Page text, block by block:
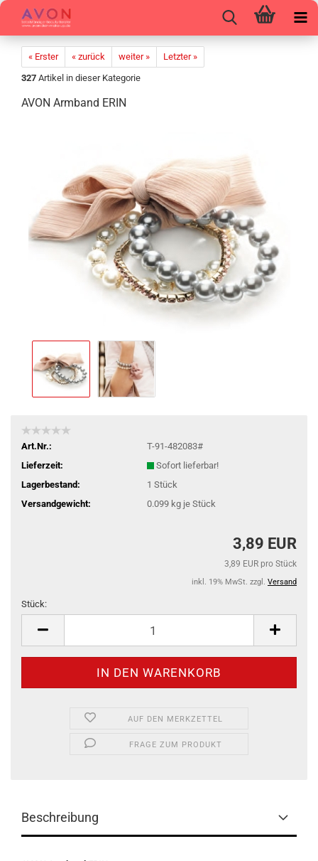
« Erster « zurück weiter »
Letzter »
327 Artikel in dieser Kategorie
AVON Arm­band ERIN
Art.Nr.:
T-91-482083#
Lieferzeit:
Sofort lieferbar!
Lagerbestand:
1 Stück
Versandgewicht:
0.099kg je Stück
3,89 EUR
3,89 EUR pro Stück
inkl. 19% MwSt. zzgl. Versand
Stück:
AUF DEN MERKZETTEL
FRAGE ZUM PRODUKT
Beschreibung